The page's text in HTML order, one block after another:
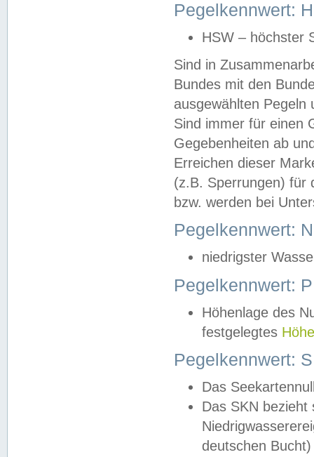
Pegelkennwert:
HSW – höchster
Sind in
Bundes mit den
ausgewählten
Sind immer für einen
Gegebenheiten ab
Erreichen dieser
(z.B. Sperrungen) für
bzw. werden bei
Pegelkennwert:
niedrigster
Pegelkennwert:
Höhenlage des
festgelegtes
Pegelkennwert:
Das
Das SKN
deutschen